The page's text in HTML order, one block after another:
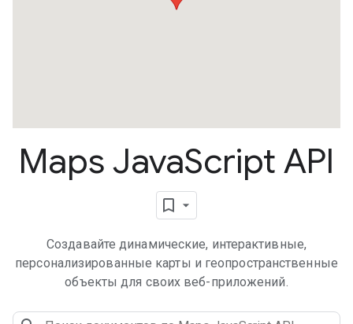
Maps JavaScript API
Создавайте динамические, интерактивные,
персонализированные карты и геопространственные
объекты для своих веб-приложений.